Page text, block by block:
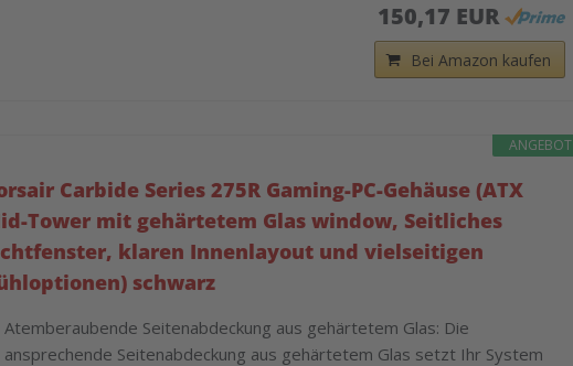
150,17 EUR
Bei Amazon kaufen
ANGEBOT
Carbide Series 275R Gaming-PC-Gehäuse (ATX
Tower mit gehärtetem Glas window, Seitliches
klaren Innenlayout und vielseitigen
schwarz
Atemberaubende Seitenabdeckung aus gehärtetem Glas: Die
ansprechende Seitenabdeckung aus gehärtetem Glas setzt Ihr System